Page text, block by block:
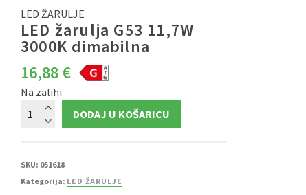
LED ŽARULJE
LED žarulja G53 11,7W
3000K dimabilna
16,88€
Na zalihi
žarulja
G53
količina
DODAJ U KOŠARICU
SKU: 051618
Kategorija: LED ŽARULJE